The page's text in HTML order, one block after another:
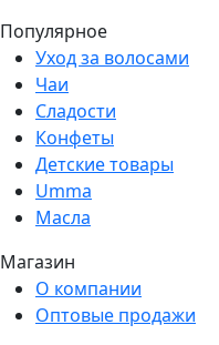
Популярное
Уход за волосами
Чаи
Сладости
Конфеты
Детские товары
Umma
Масла
Магазин
О компании
Оптовые продажи